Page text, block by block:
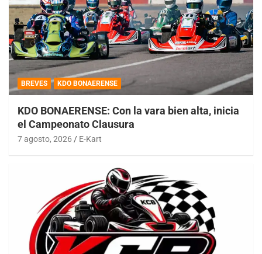
BREVES KDO BONAERENSE
KDO BONAERENSE: Con la vara bien alta, inicia
el Campeonato Clausura
7 agosto, 2026 E-Kart